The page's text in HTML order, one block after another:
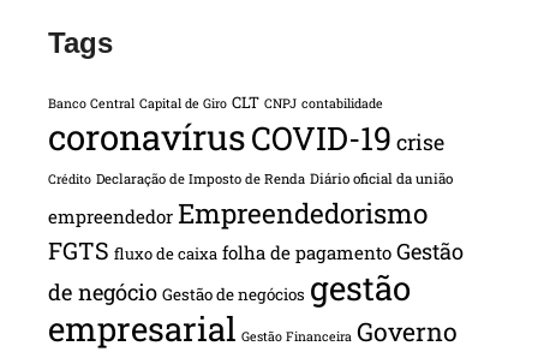
Tags
Banco Central Capital de Giro CLT CNPJ contabilidade
coronavírusCOVID-19 crise
Crédito Declaração de Imposto de Renda Diário oficial da união
empreendedor Empreendedorismo
FGTS fluxo de caixa folha de pagamento Gestão
de negócio Gestão de negócios gestão
empresarial Gestão Financeira Governo